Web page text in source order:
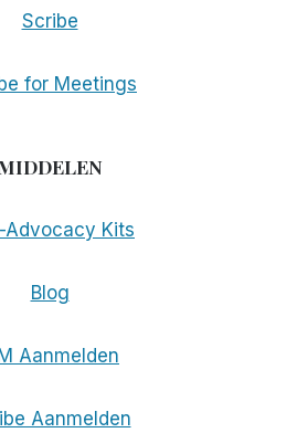
Scribe
for Meetings
Advocacy Kits
Blog
Aanmelden
Aanmelden